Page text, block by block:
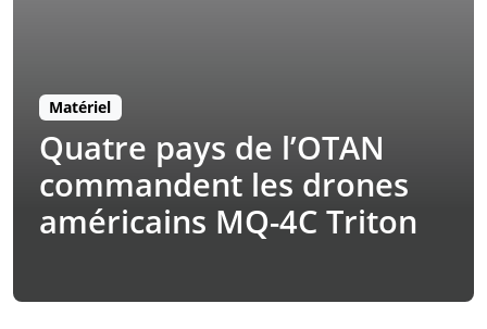
Matériel
Quatre pays de l’OTAN
commandent les drones
américains MQ-4C Triton